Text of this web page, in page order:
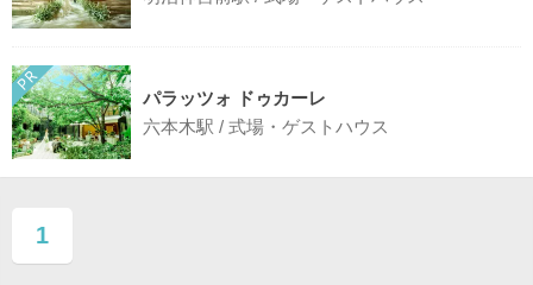
パラッツォ ドゥカーレ
六本木駅 / 式場・ゲストハウス
1
ページ目